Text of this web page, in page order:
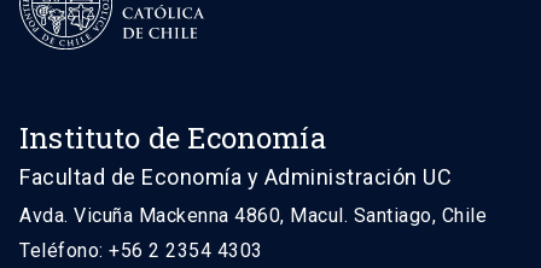
Instituto de Economía
Facultad de Economía y Administración UC
Avda. Vicuña Mackenna 4860, Macul. Santiago, Chile
Teléfono: +56 2 2354 4303